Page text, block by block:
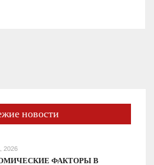
новости
2026
ФАКТОРЫ В